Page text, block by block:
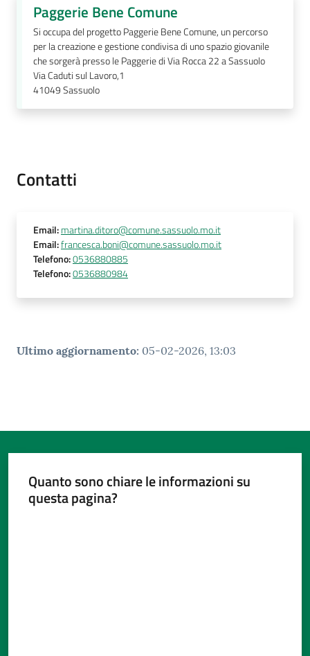
Tutti
argomenti...
Seguici
Paggerie Bene Comune
Si occupa del progetto Paggerie Bene Comune, un percorso
per la creazione e gestione condivisa di uno spazio giovanile
che sorgerà presso le Paggerie di Via Rocca 22 a Sassuolo
Via Caduti sul Lavoro,1
41049Sassuolo
Contatti
Email:martina.ditoro@comune.sassuolo.mo.it
Email:francesca.boni@comune.sassuolo.mo.it
Telefono:0536880885
Telefono:0536880984
Ultimo aggiornamento: 05-02-2026, 13:03
Quanto sono chiare le informazioni su
questa pagina?